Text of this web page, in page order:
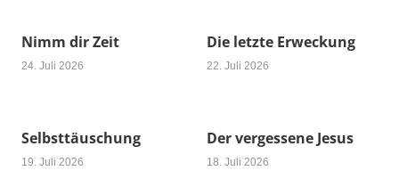
Nimm dir Zeit
24. Juli 2026
Die letzte Erweckung
22. Juli 2026
Selbsttäuschung
19. Juli 2026
Der vergessene Jesus
18. Juli 2026